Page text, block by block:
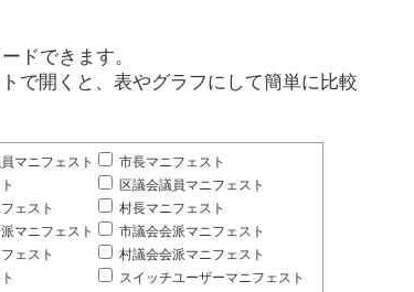
ドできます。
で開くと、表やグラフにして簡単に比較
マニフェスト
市長マニフェスト
区議会議員マニフェスト
ェスト
村長マニフェスト
マニフェスト
市議会会派マニフェスト
ェスト
村議会会派マニフェスト
スイッチユーザーマニフェスト